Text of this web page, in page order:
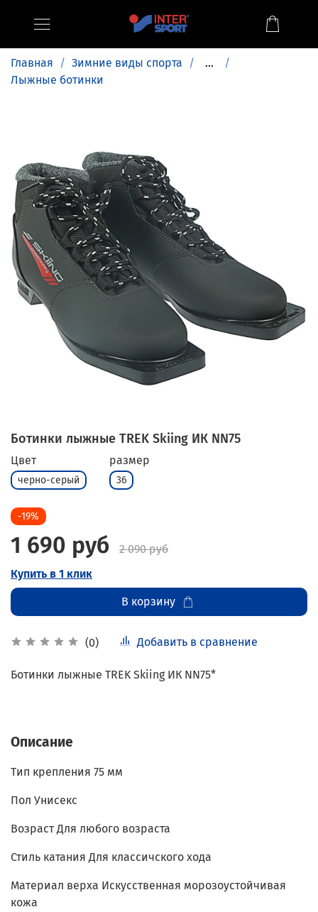
Главная Зимние виды спорта
...
Лыжные ботинки
Ботинки лыжные TREK Skiing ИК NN75
(0) Добавить в сравнение
Цвет
черно-серый
размер
36
-19%
1 690 руб
2 090 руб
Купить в 1 клик
В корзину
Ботинки лыжные TREK Skiing ИК NN75*
Описание
Тип крепления 75 мм
Пол Унисекс
Возраст Для любого возраста
Стиль катания Для классичского хода
Материал верха Искусственная морозоустойчивая
кожа